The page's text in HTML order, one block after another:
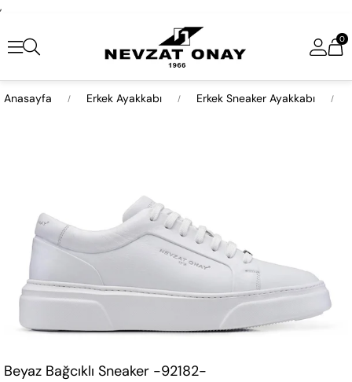
,
0
Anasayfa Erkek Ayakkabı Erkek Sneaker Ayakkabı
Beyaz Bağcıklı Sneaker -92182-